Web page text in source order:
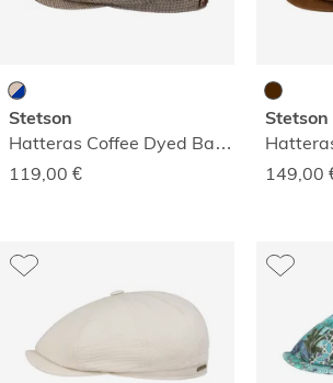
Stetson
Hatteras Coffee Dyed Barista Mütze
119,00 €
Stetson
149,00